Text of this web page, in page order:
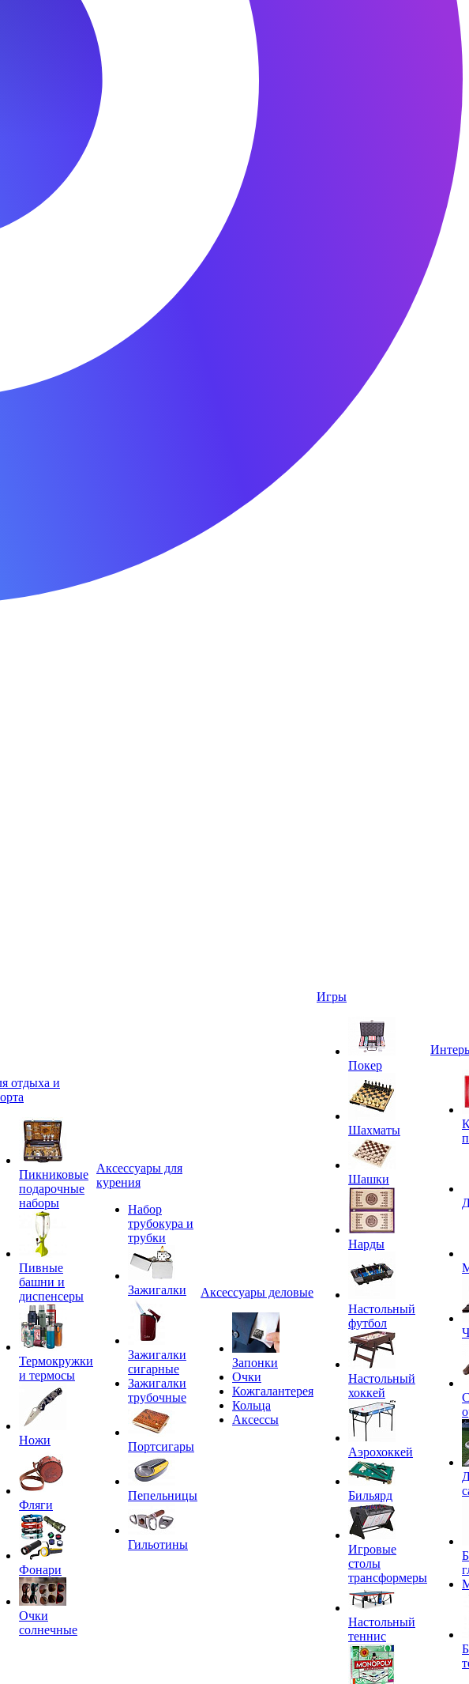
отдыха и
Пикниковые
подарочные
наборы
Пивные
башни и
диспенсеры
Термокружки
и термосы
Ножи
Фляги
Фонари
Очки
солнечные
Аксессуары для
курения
Набор
трубокура и
трубки
Зажигалки
Зажигалки
сигарные
Зажигалки
трубочные
Портсигары
Пепельницы
Гильотины
Аксессуары деловые
Запонки
Очки
Кожгалантерея
Кольца
Аксессы
Игры
Покер
Шахматы
Шашки
Нарды
Настольный
футбол
Настольный
хоккей
Аэрохоккей
Бильярд
Игровые
столы
трансформеры
Настольный
теннис